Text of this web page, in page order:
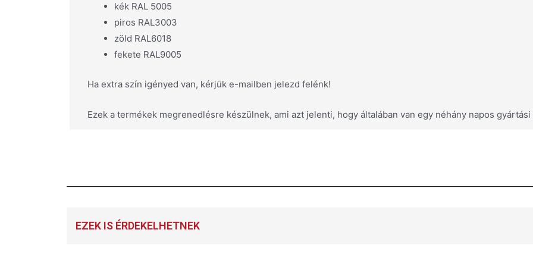
kék RAL 5005
piros RAL3003
zöld RAL6018
fekete RAL9005
Ha extra szín igényed van, kérjük e-mailben jelezd felénk!
Ezek a termékek megrenedlésre készülnek, ami azt jelenti, hogy általában van egy néhány napos gyártási
EZEK IS ÉRDEKELHETNEK